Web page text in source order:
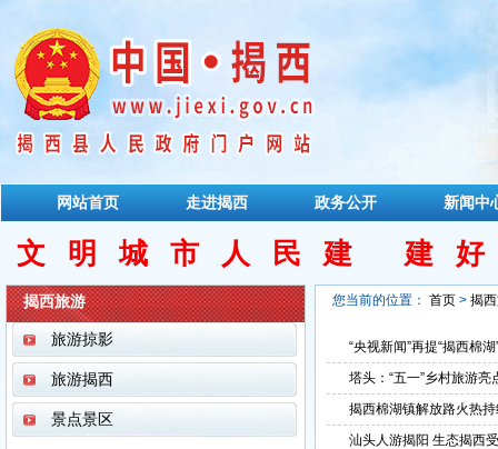
网站首页 走进揭西 政务公开 新闻中
文明城市人民建 建
揭西旅游
旅游掠影
旅游揭西
景点景区
您当前的位置： 首页 > 揭
“央视新闻”再提“揭西棉
塔头：“五一”乡村旅游
揭西棉湖镇解放路火热
汕头人游揭阳 生态揭西